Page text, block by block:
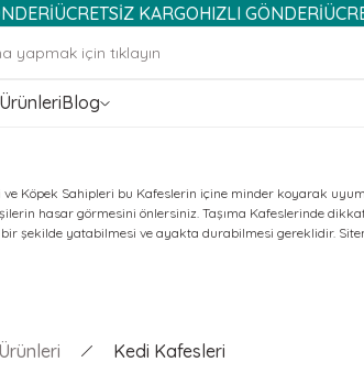
KARGOHIZLI GÖNDERİÜCRETSİZ
Blog
Köpek Sahipleri bu Kafeslerin içine minder koyarak
hasar görmesini önlersiniz. Taşıma Kafeslerinde
şekilde yatabilmesi ve ayakta durabilmesi gereklidir.
Kedi Kafesleri